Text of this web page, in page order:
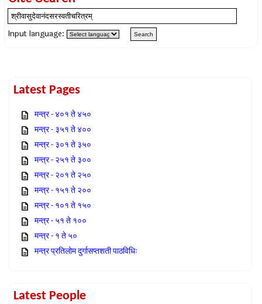
Input language:
Latest Pages
मन्त्र - ४०१ ते ४५०
मन्त्र - ३५१ ते ४००
मन्त्र - ३०१ ते ३५०
मन्त्र - २५१ ते ३००
मन्त्र - २०१ ते २५०
मन्त्र - १५१ ते २००
मन्त्र - १०१ ते १५०
मन्त्र - ५१ ते १००
मन्त्र - १ ते ५०
मन्त्र प्रतिलोम दुर्गासप्तशती पाठविधिः
Latest People